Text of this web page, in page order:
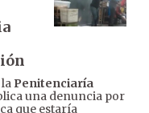
Penitenciaría
una denuncia por
que estaría